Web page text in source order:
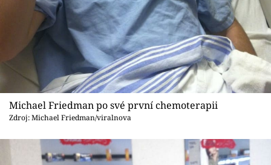
Přihlášení
Sledujte nás
Michael Friedman po své první chemoterapii
Zdroj: Michael Friedman/viralnova